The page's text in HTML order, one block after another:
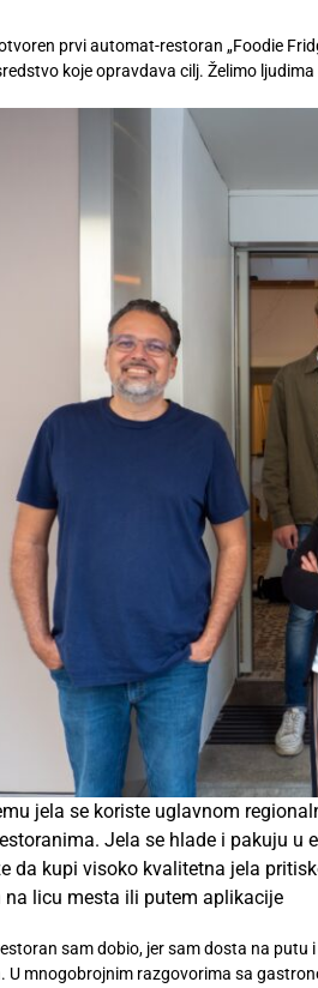
prvi automat-restoran „Foodie
koje opravdava cilj. Želimo
jela se koriste uglavnom
Jela se hlade i pakuju u
da kupi visoko kvalitetna jela
na licu mesta ili putem aplikacije
sam dobio, jer sam dosta na
U mnogobrojnim razgovorima sa